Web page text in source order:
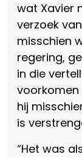
wat Xavier
verzoek
misschien
regering,
in die
hij
is
“Het was